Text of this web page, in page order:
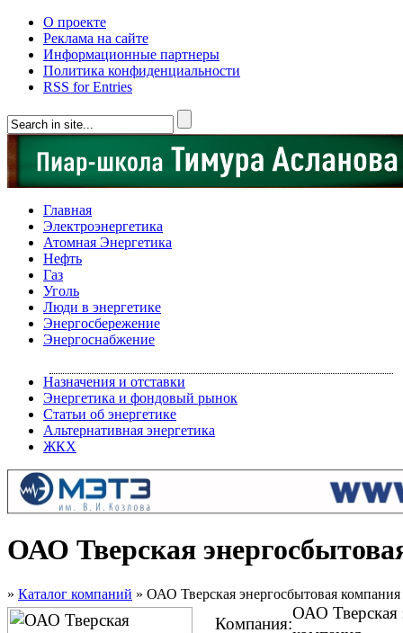
О проекте
Реклама на сайте
Информационные партнеры
Политика конфиденциальности
RSS for Entries
Главная
Электроэнергетика
Атомная Энергетика
Нефть
Газ
Уголь
Люди в энергетике
Энергосбережение
Энергоснабжение
Назначения и отставки
Энергетика и фондовый рынок
Статьи об энергетике
Альтернативная энергетика
ЖКХ
ОАО Тверская
» Каталог компаний » ОАО Тверская энергосбытовая компания
Компания:
ОАО Тверская